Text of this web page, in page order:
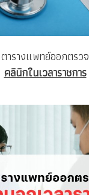
ตารางแพทย์ออกตรวจ
คลินิกในเวลาราชการ